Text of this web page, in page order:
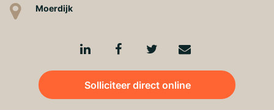
Moerdijk
Solliciteer direct online